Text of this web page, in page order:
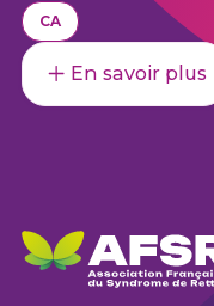
CA
En savoir plus